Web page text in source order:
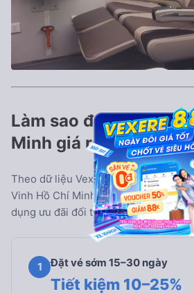
Làm sao để mua vé
Minh giá rẻ?
Theo dữ liệu Vexere, có 4 cách hiệu
Vinh Hồ Chí Minh giá rẻ nhất: đặt
dụng ưu đãi đối tượng và chọn đúng
1 Đặt vé sớm 15–30 ngày
Tiết kiệm 10–25%